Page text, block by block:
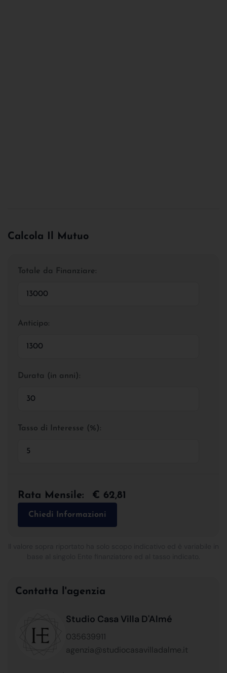
Calcola Il Mutuo
Totale da Finanziare:
Anticipo:
Durata (in anni):
Tasso di Interesse (%):
Rata Mensile: € 62,81
Chiedi Informazioni
Contatta l'agenzia
Studio Casa Villa D'Almé
035639911
agenzia@studiocasavilladalme.it